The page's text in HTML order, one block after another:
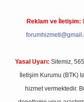
Reklam ve İletişim:
Yasal Uyarı: Sitemiz,
İletişim Kurumu (BTK)
hizmet vermektedir.